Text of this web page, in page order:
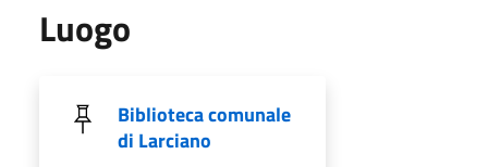
Luogo
Biblioteca comunale
di Larciano